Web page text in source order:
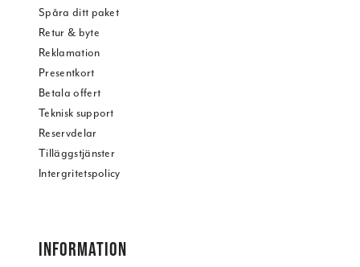
Spåra ditt paket
Retur & byte
Reklamation
Presentkort
Betala offert
Teknisk support
Reservdelar
Tilläggstjänster
Intergritetspolicy
INFORMATION